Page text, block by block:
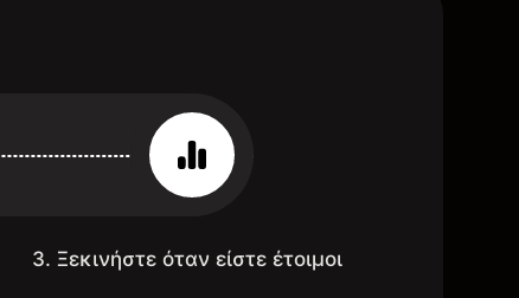
3. Ξεκινήστε όταν είστε έτοιμοι